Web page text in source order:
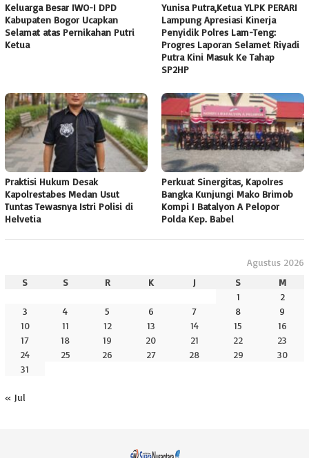
Keluarga Besar IWO-I DPD
Kabupaten Bogor Ucapkan
Selamat atas Pernikahan Putri
Ketua
Yunisa Putra,Ketua YLPK PERARI
Lampung Apresiasi Kinerja
Penyidik Polres Lam-Teng:
Progres Laporan Selamet Riyadi
Putra Kini Masuk Ke Tahap
SP2HP
Praktisi Hukum Desak
Kapolrestabes Medan Usut
Tuntas Tewasnya Istri Polisi di
Helvetia
Perkuat Sinergitas, Kapolres
Bangka Kunjungi Mako Brimob
Kompi I Batalyon A Pelopor
Polda Kep. Babel
Agustus 2026
S
S R K J S
M
1
2
3
4 5 6 7 8
9
10
11 12 13 14 15
16
17
18 19 20 21 22
23
24
25 26 27 28 29
30
31
« Jul